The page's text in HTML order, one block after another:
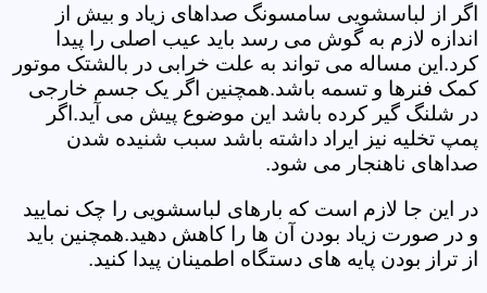
اگر از لباسشویی سامسونگ صداهای زیاد و بیش از
اندازه لازم به گوش می رسد باید عیب اصلی را پیدا
کرد.این مساله می تواند به علت خرابی در بالشتک موتور
کمک فنرها و تسمه باشد.همچنین اگر یک جسم خارجی
در شلنگ گیر کرده باشد این موضوع پیش می آید.اگر
پمپ تخلیه نیز ایراد داشته باشد سبب شنیده شدن
صداهای ناهنجار می شود.
در این جا لازم است که بارهای لباسشویی را چک نمایید
و در صورت زیاد بودن آن ها را کاهش دهید.همچنین باید
از تراز بودن پایه های دستگاه اطمینان پیدا کنید.